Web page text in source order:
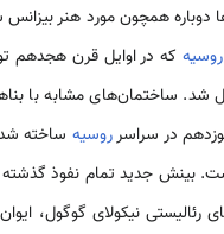
همچون مورد هنر بیزانس
روسیهکه در اوایل قرن هجدهم
ساختمان‌های مشابه با
در سراسرروسیه
بینش جدید تمام نفوذ
نیکولای گوگول،